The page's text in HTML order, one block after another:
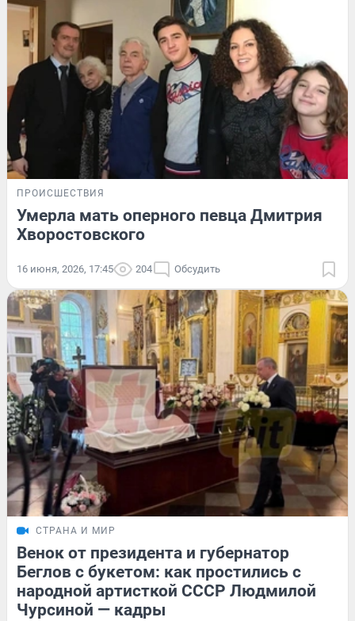
ПРОИСШЕСТВИЯ
Умерла мать оперного певца Дмитрия
Хворостовского
16 июня, 2026, 17:45 204 Обсудить
СТРАНА И МИР
Венок от президента и губернатор
Беглов с букетом: как простились с
народной артисткой СССР Людмилой
Чурсиной — кадры